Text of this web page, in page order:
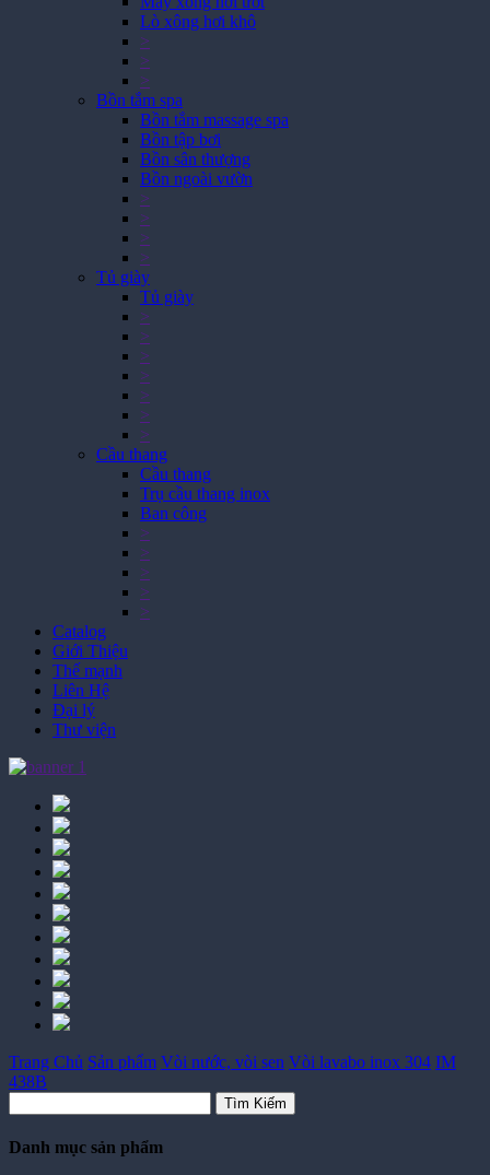
Lò xông hơi khô
>
>
>
Bồn tắm spa
Bồn tắm massage spa
Bồn tập bơi
Bồn sân thượng
Bồn ngoài vườn
>
>
>
>
Tủ giày
Tủ giày
>
>
>
>
>
>
>
Cầu thang
Cầu thang
Trụ cầu thang inox
Ban công
>
>
>
>
>
Catalog
Giới Thiệu
Thế mạnh
Liên Hệ
Đại lý
Thư viện
438B